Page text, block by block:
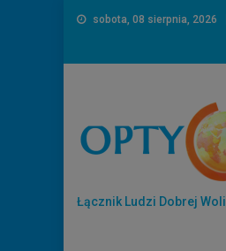
sobota, 08 sierpnia, 2026
Łącznik Ludzi Dobrej Woli